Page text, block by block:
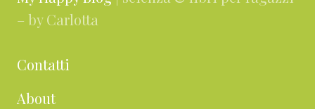
– by Carlotta
Contatti
About